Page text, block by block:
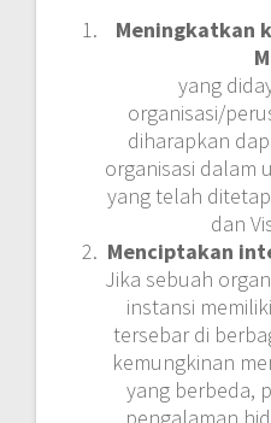
Meningkatkan
yang
organisasi/
diharapkan
organisasi dalam
yang telah
dan
Menciptakan
Jika sebuah
instansi
tersebar di
kemungkinan
yang berbeda,